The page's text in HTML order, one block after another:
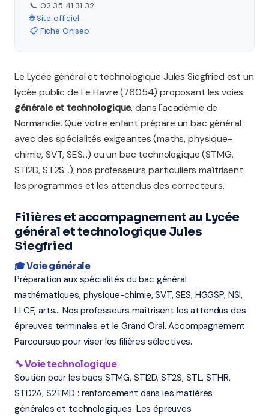
📞 02 35 41 31 32
🌐 Site officiel
📋 Fiche Onisep
Le Lycée général et technologique Jules Siegfried est un
lycée public de Le Havre (76054) proposant les voies
générale et technologique, dans l'académie de
Normandie. Que votre enfant prépare un bac général
avec des spécialités exigeantes (maths, physique-
chimie, SVT, SES...) ou un bac technologique (STMG,
STI2D, ST2S...), nos professeurs particuliers maîtrisent
les programmes et les attendus des correcteurs.
Filières et accompagnement au Lycée
général et technologique Jules
Siegfried
🎓 Voie générale
Préparation aux spécialités du bac général :
mathématiques, physique-chimie, SVT, SES, HGGSP, NSI,
LLCE, arts... Nos professeurs maîtrisent les attendus des
épreuves terminales et le Grand Oral. Accompagnement
Parcoursup pour viser les filières sélectives.
🔧 Voie technologique
Soutien pour les bacs STMG, STI2D, ST2S, STL, STHR,
STD2A, S2TMD : renforcement dans les matières
générales et technologiques. Les épreuves